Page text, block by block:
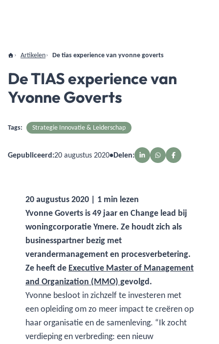
Artikelen De tias experience van yvonne goverts
De TIAS experience van
Yvonne Goverts
Tags: Strategie Innovatie & Leiderschap
Gepubliceerd:20 augustus 2020•Delen:
20 augustus 2020 | 1 min lezen
Yvonne Goverts is 49 jaar en Change lead bij
woningcorporatie Ymere. Ze houdt zich als
businesspartner bezig met
verandermanagement en procesverbetering.
Ze heeft de Executive Master of Management
and Organization (MMO) gevolgd.
Yvonne besloot in zichzelf te investeren met
een opleiding om zo meer impact te creëren op
haar organisatie en de samenleving. “Ik zocht
verdieping en verbreding: een nieuw